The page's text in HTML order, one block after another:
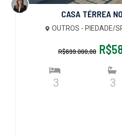
CASA TÉRREA
OUTROS - PIEDADE/
R$699.000,00
3 3